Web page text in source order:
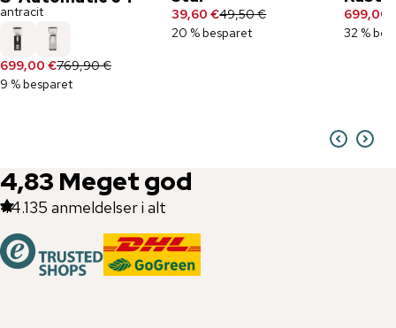
antracit
699,00 €769,90 €
9 % besparet
39,60 €49,50 €
20 % besparet
699,00
32 %
4,83 Meget god
44.135 anmeldelser i alt